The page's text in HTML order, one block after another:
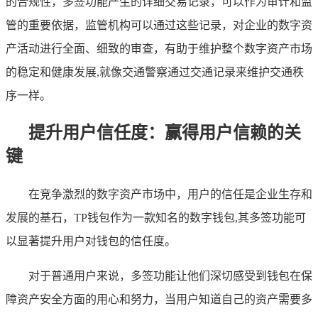
管的重要依据，监管机构可以通过这些记录，对企业的数字资
产活动进行全面、细致的审查，有助于维护整个数字资产市场
的稳定和健康发展,就像交通警察通过交通记录来维护交通秩
序一样。
提升用户信任度：赢得用户信赖的关
键
在竞争激烈的数字资产市场中，用户的信任是企业生存和
发展的基石，TP钱包作为一款知名的数字钱包,其多签功能可
以显著提升用户对钱包的信任度。
对于普通用户来说，多签功能让他们深切感受到钱包在保
障资产安全方面的用心和努力，当用户知道自己的资产需要多